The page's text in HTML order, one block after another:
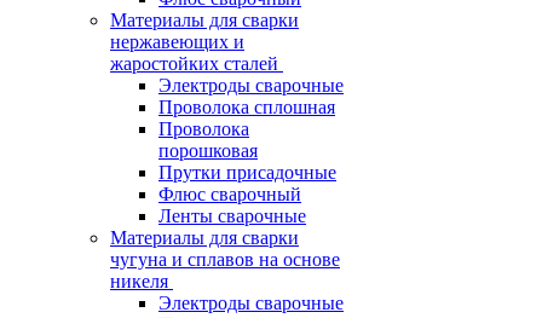
Материалы для сварки
нержавеющих и
жаростойких сталей
Электроды сварочные
Проволока сплошная
Проволока
порошковая
Прутки присадочные
Флюс сварочный
Ленты сварочные
Материалы для сварки
чугуна и сплавов на основе
никеля
Электроды сварочные